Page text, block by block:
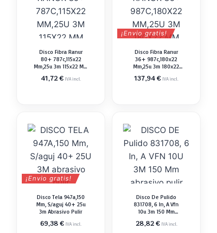
Disco Fibra Ranur
80+ 787c,115x22
Mm,25u 3m 115x22 Mm
41,72€ IVA incl.
¡Envio gratis!
Disco Fibra Ranur
36+ 987c,180x22
Mm,25u 3m 180x22
137,94€ IVA incl.
¡Envio gratis!
Disco Tela 947a,150
Mm, S/aguj 40+ 25u
3m Abrasivo Pulir
69,38€ IVA incl.
Disco De Pulido
831708, 6 In, A Vfn
10u 3m 150 Mm
28,82€ IVA incl.